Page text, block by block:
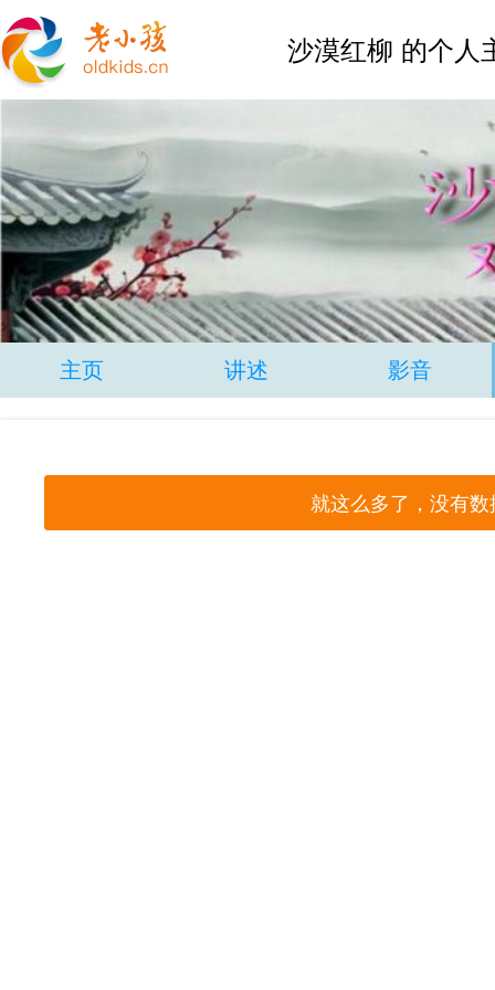
沙漠红柳 的个人
主页 讲述 影音
就这么多了，没有数